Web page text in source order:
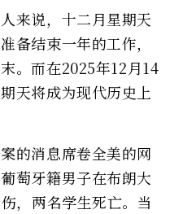
来说，十二月星期天
备结束一年的工作，
。而在2025年12月14
天将成为现代历史上
的消息席卷全美的网
萄牙籍男子在布朗大
，两名学生死亡。当